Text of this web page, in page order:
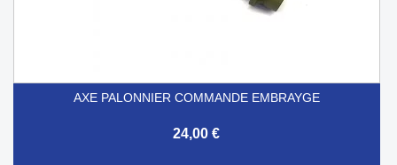
AXE PALONNIER COMMANDE EMBRAYGE
24,00 €